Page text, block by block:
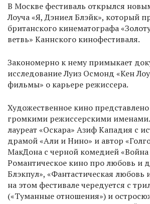
В Москве фестиваль открылся
Лоуча «Я, Дэниел Блэйк», который
британского кинематографа
ветвь» Каннского кинофестиваля.
Закономерно к нему примыкает
исследование Луиз Осмонд «Кен
фильмы» о карьере режиссера.
Художественное кино
громкими режиссерскими
лауреат «Оскара» Азиф Кападия с
драмой «Али и Нино» и автор
МакДона с черной комедией «Война
Романтическое кино про любовь и
Блэкпул», «Фантастическая любовь
на этом фестивале чередуется с
(«Туманные отношения») и